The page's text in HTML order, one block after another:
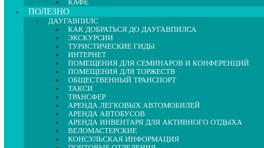
КАФЕ
ПОЛЕЗНО
ДАУГАВПИЛС
КАК ДОБРАТЬСЯ ДО ДАУГАВПИЛСА
ЭКСКУРСИИ
ТУРИСТИЧЕСКИЕ ГИДЫ
ИНТЕРНЕТ
ПОМЕЩЕНИЯ ДЛЯ СЕМИНАРОВ И КОНФЕРЕНЦИЙ
ПОМЕЩЕНИЯ ДЛЯ ТОРЖЕСТВ
ОБЩЕСТВЕННЫЙ ТРАНСПОРТ
ТАКСИ
ТРАНСФЕР
АРЕНДА ЛЕГКОВЫХ АВТОМОБИЛЕЙ
АРЕНДА АВТОБУСОВ
АРЕНДА ИНВЕНТАРЯ ДЛЯ АКТИВНОГО ОТДЫХА
ВЕЛОМАСТЕРСКИЕ
КОНСУЛЬСКАЯ ИНФОРМАЦИЯ